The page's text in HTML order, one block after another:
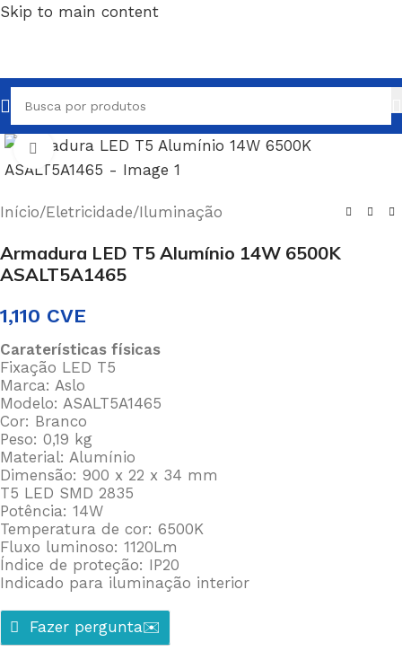
Skip to main content
Clique para ampliar
Início/Eletricidade/Iluminação
Armadura LED T5 Alumínio 14W 6500K
ASALT5A1465
1,110 CVE
Caraterísticas físicas
Fixação LED T5
Marca: Aslo
Modelo: ASALT5A1465
Cor: Branco
Peso: 0,19 kg
Material: Alumínio
Dimensão: 900 x 22 x 34 mm
T5 LED SMD 2835
Potência: 14W
Temperatura de cor: 6500K
Fluxo luminoso: 1120Lm
Índice de proteção: IP20
Indicado para iluminação interior
Fazer pergunta✉️